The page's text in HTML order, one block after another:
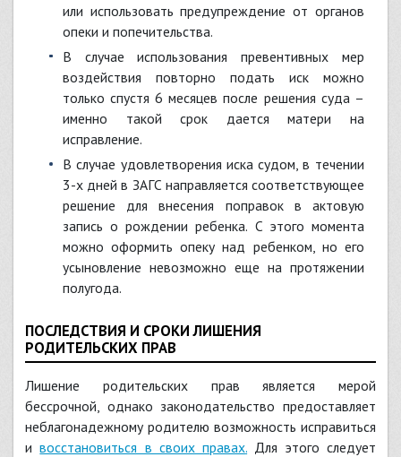
или использовать предупреждение от органов
опеки и попечительства.
В случае использования превентивных мер
воздействия повторно подать иск можно
только спустя 6 месяцев после решения суда –
именно такой срок дается матери на
исправление.
В случае удовлетворения иска судом, в течении
3-х дней в ЗАГС направляется соответствующее
решение для внесения поправок в актовую
запись о рождении ребенка. С этого момента
можно оформить опеку над ребенком, но его
усыновление невозможно еще на протяжении
полугода.
ПОСЛЕДСТВИЯ И СРОКИ ЛИШЕНИЯ
РОДИТЕЛЬСКИХ ПРАВ
Лишение родительских прав является мерой
бессрочной, однако законодательство предоставляет
неблагонадежному родителю возможность исправиться
ивосстановиться в своих правах. Для этого следует